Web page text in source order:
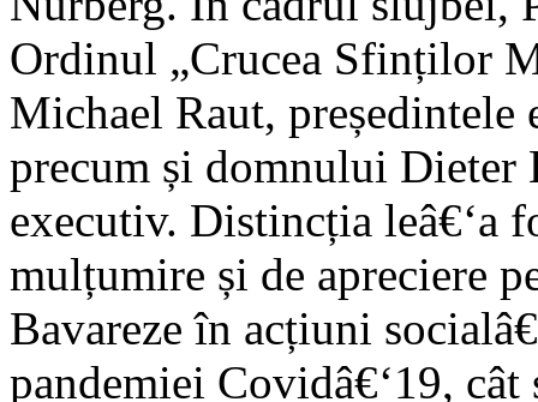
Ordinul „Crucea Sfinților
Michael Raut,
precum și domnului Dieter
executiv. Distincția leâ€‘a
mulțumire și de apreciere
Bavareze în acțiuni
pandemiei Covidâ€‘19,